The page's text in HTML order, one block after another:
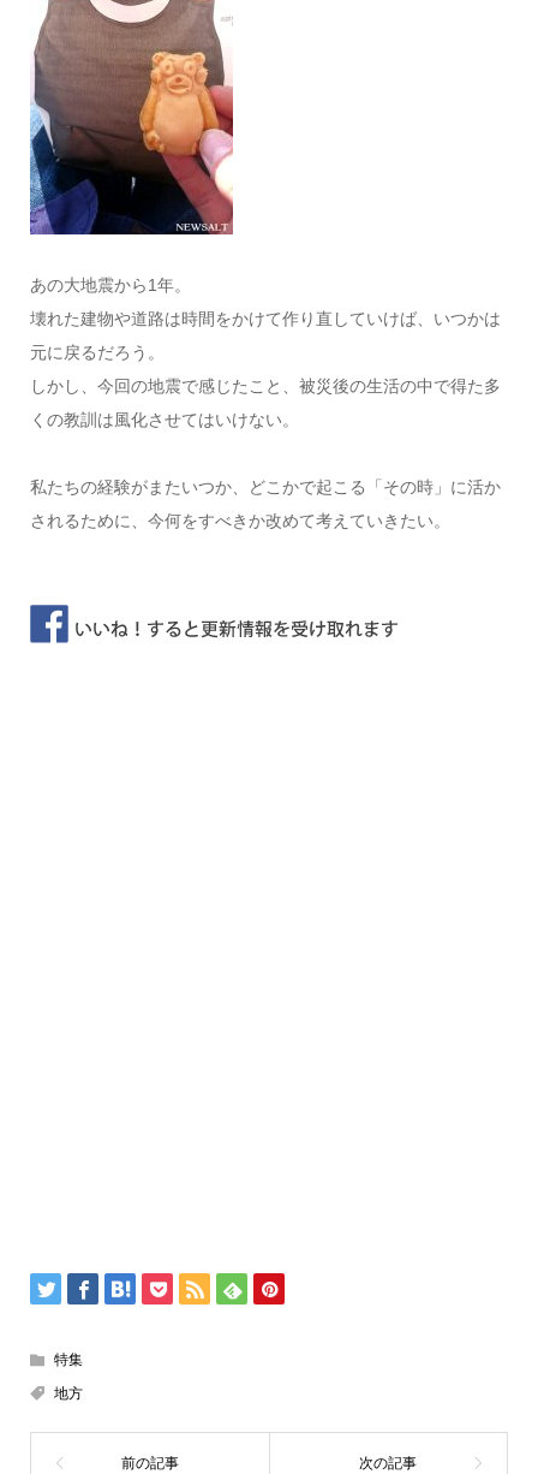
あの大地震から1年。
壊れた建物や道路は時間をかけて作り直していけば、いつかは
元に戻るだろう。
しかし、今回の地震で感じたこと、被災後の生活の中で得た多
くの教訓は風化させてはいけない。
私たちの経験がまたいつか、どこかで起こる「その時」に活か
されるために、今何をすべきか改めて考えていきたい。
特集
地方